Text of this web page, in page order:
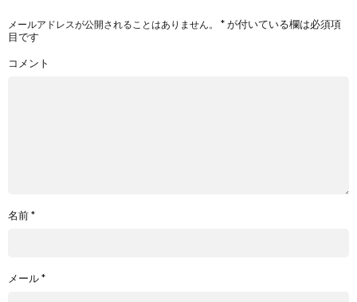
メールアドレスが公開されることはありません。 *が付いている欄は必須項
目です
コメント
名前*
メール*